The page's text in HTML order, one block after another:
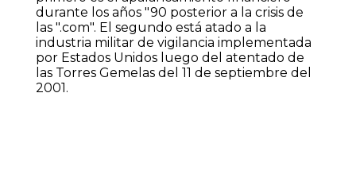
durante los años "90 posterior a la crisis de
las ".com". El segundo está atado a la
industria militar de vigilancia implementada
por Estados Unidos luego del atentado de
las Torres Gemelas del 11 de septiembre del
2001.